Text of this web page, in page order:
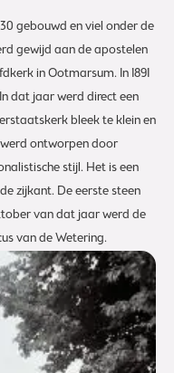
gebouwd en viel onder de
gewijd aan de apostelen
in Ootmarsum. In 1891
dat jaar werd direct een
bleek te klein en
werd ontworpen door
stijl. Het is een
zijkant. De eerste steen
van dat jaar werd de
van de Wetering.